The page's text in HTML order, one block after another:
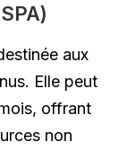
aux
Elle peut
offrant
non